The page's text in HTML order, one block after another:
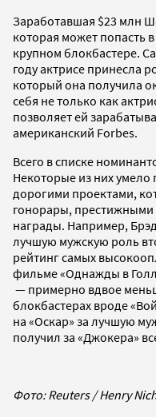
Заработавшая $23 млн
которая может попасть
крупном блокбастере.
году актрисе принесла
который она получила
себя не только как
позволяет ей
американский Forbes.
Всего в списке
Некоторые из них
дорогими проектами,
гонорары,
награды. Например,
лучшую мужскую роль
рейтинг самых
фильме «Однажды в
— примерно вдвое
блокбастерах вроде
на «Оскар» за лучшую
получил за «Джокера»
Фото: Reuters / Henry